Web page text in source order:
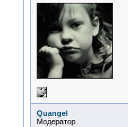
Quangel
Модератор